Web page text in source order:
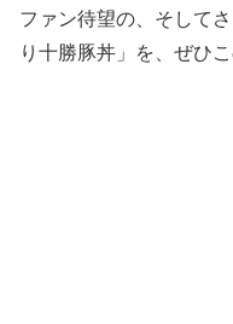
ファン待望の、そして
り十勝豚丼」を、ぜひ